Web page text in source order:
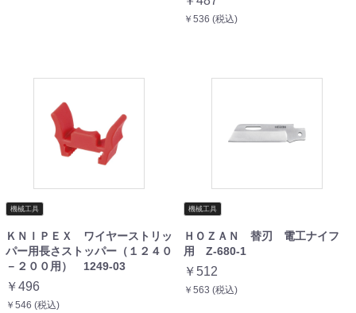
￥536 (税込)
機械工具
ＫＮＩＰＥＸ ワイヤーストリッ
パー用長さストッパー（１２４０
－２００用） 1249-03
￥496
￥546 (税込)
機械工具
ＨＯＺＡＮ 替刃 電工ナイフ
用 Z-680-1
￥512
￥563 (税込)